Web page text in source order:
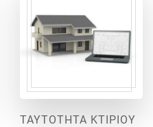
ΤΑΥΤΟΤΗΤΑ ΚΤΙΡΙΟΥ